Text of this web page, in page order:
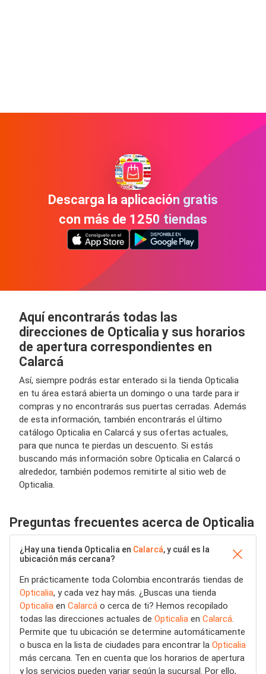
Descarga la aplicación gratis
con más de 1250 tiendas
Aquí encontrarás todas las
direcciones de Opticalia y sus horarios
de apertura correspondientes en
Calarcá
Así, siempre podrás estar enterado si la tienda Opticalia
en tu área estará abierta un domingo o una tarde para ir
compras y no encontrarás sus puertas cerradas. Además
de esta información, también encontrarás el último
catálogo Opticalia en Calarcá y sus ofertas actuales,
para que nunca te pierdas un descuento. Si estás
buscando más información sobre Opticalia en Calarcá o
alrededor, también podemos remitirte al sitio web de
Opticalia.
Preguntas frecuentes acerca de Opticalia
¿Hay una tienda Opticalia en Calarcá, y cuál es la
ubicación más cercana?
En prácticamente toda Colombia encontrarás tiendas de
Opticalia, y cada vez hay más. ¿Buscas una tienda
Opticalia en Calarcá o cerca de ti? Hemos recopilado
todas las direcciones actuales de Opticalia en Calarcá.
Permite que tu ubicación se determine automáticamente
o busca en la lista de ciudades para encontrar la Opticalia
más cercana. Ten en cuenta que los horarios de apertura
y los servicios pueden variar según la sucursal. Por ello,